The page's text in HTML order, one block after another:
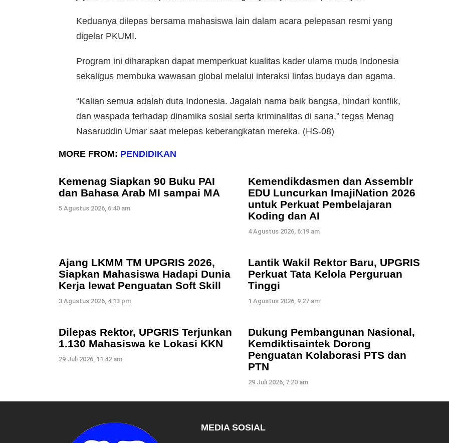
Keduanya dilepas bersama mahasiswa lain dalam acara pelepasan resmi yang
digelar PKUMI.
Program ini diharapkan dapat memperkuat kualitas kader ulama muda Indonesia
sekaligus membuka wawasan global melalui interaksi lintas budaya dan agama.
“Kalian semua adalah duta Indonesia. Jagalah nama baik bangsa, hindari konflik,
dan waspada terhadap dinamika sosial serta kriminalitas di sana,” tegas Menag
Nasaruddin Umar saat melepas keberangkatan mereka. (HS-08)
MORE FROM: PENDIDIKAN
Kemenag Siapkan 90 Buku PAI
dan Bahasa Arab MI sampai MA
5 Agustus 2026, 6:40 am
Kemendikdasmen dan Assemblr
EDU Luncurkan ImajiNation 2026
untuk Perkuat Pembelajaran
Koding dan AI
4 Agustus 2026, 6:19 am
Ajang LKMM TM UPGRIS 2026,
Siapkan Mahasiswa Hadapi Dunia
Kerja lewat Penguatan Soft Skill
3 Agustus 2026, 4:13 pm
Lantik Wakil Rektor Baru, UPGRIS
Perkuat Tata Kelola Perguruan
Tinggi
1 Agustus 2026, 9:27 am
Dilepas Rektor, UPGRIS Terjunkan
1.130 Mahasiswa ke Lokasi KKN
29 Juli 2026, 11:42 am
Dukung Pembangunan Nasional,
Kemdiktisaintek Dorong
Penguatan Kolaborasi PTS dan
PTN
29 Juli 2026, 7:20 am
MEDIA SOSIAL